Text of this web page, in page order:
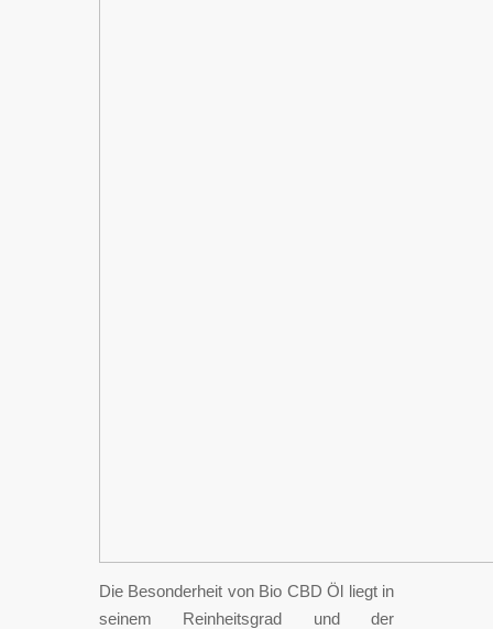
Die Besonderheit von Bio CBD Öl liegt in
seinem Reinheitsgrad und der